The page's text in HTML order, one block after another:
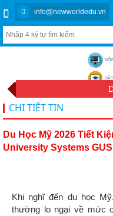
info@newworldedu.vn
CHI TIẾT TIN
Du Học Mỹ 2026 Tiết
University Systems GUS
Khi nghĩ đến du học
thường lo ngại về mức